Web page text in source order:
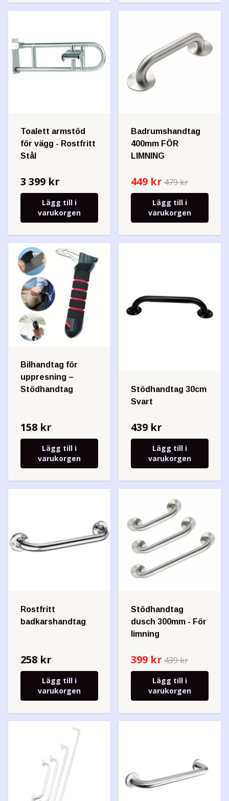
Toalett armstöd
för vägg - Rostfritt
Stål
3 399 kr
Lägg till i
varukorgen
Badrumshandtag
400mm FÖR
LIMNING
449 kr 479 kr
Lägg till i
varukorgen
Bilhandtag för
uppresning –
Stödhandtag
158 kr
Lägg till i
varukorgen
Stödhandtag 30cm
Svart
439 kr
Lägg till i
varukorgen
Rostfritt
badkarshandtag
258 kr
Lägg till i
varukorgen
Stödhandtag
dusch 300mm - För
limning
399 kr 439 kr
Lägg till i
varukorgen